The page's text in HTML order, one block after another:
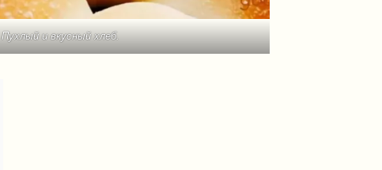
Пухлый и вкусный хлеб.